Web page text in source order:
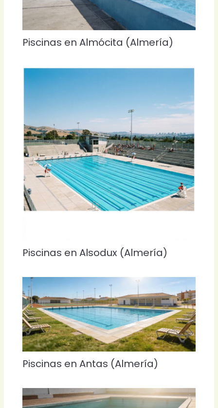
Piscinas en Almócita (Almería)
Piscinas en Alsodux (Almería)
Piscinas en Antas (Almería)